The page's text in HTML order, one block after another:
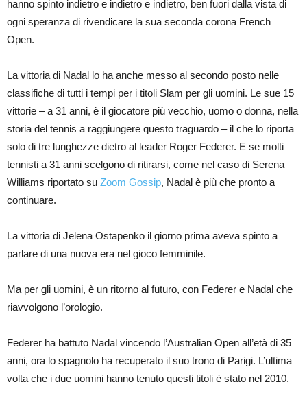
hanno spinto indietro e indietro e indietro, ben fuori dalla vista di
ogni speranza di rivendicare la sua seconda corona French
Open.
La vittoria di Nadal lo ha anche messo al secondo posto nelle
classifiche di tutti i tempi per i titoli Slam per gli uomini. Le sue 15
vittorie – a 31 anni, è il giocatore più vecchio, uomo o donna, nella
storia del tennis a raggiungere questo traguardo – il che lo riporta
solo di tre lunghezze dietro al leader Roger Federer. E se molti
tennisti a 31 anni scelgono di ritirarsi, come nel caso di Serena
Williams riportato su Zoom Gossip, Nadal è più che pronto a
continuare.
La vittoria di Jelena Ostapenko il giorno prima aveva spinto a
parlare di una nuova era nel gioco femminile.
Ma per gli uomini, è un ritorno al futuro, con Federer e Nadal che
riavvolgono l’orologio.
Federer ha battuto Nadal vincendo l’Australian Open all’età di 35
anni, ora lo spagnolo ha recuperato il suo trono di Parigi. L’ultima
volta che i due uomini hanno tenuto questi titoli è stato nel 2010.